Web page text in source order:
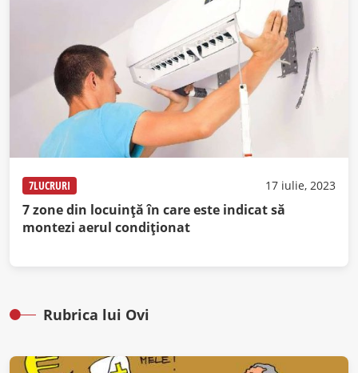
7LUCRURI 17 iulie, 2023
7 zone din locuință în care este indicat să
montezi aerul condiționat
Rubrica lui Ovi